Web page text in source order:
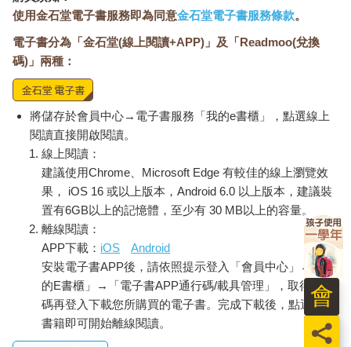
我並不是要建議你每次都用當面對決來解決衝突。大喊大叫和罵
是我用來解決爭端的首選方案。所有衝突都是從討論開始，接著
漸漸變得意見分歧，最後進入衝突。討論可以結束衝突，也可以
讓衝突升溫，它往往在毫無預警或任何宣告的情況下發生。正是
在這個緊要關頭，這個個人或職業生涯的決定性時刻，每個人都
得做出抉擇——是要順著討論的流程走下去；還是「跨出」流
程，讓衝突升溫。有尊重的基礎、有明確的目標、有參與的正當
理由，並且相信衝突有其意義，那麼「跨出一步」就會變成「站
起來」。
健康的辯論對民主至關重要。美國憲法是開國元勳——人類歷史
上最偉大的人物——激烈辯論出的產物。它闡明了美國數世紀以
來奉行的「尊嚴、自由、公平」這個永恆原則。許多最重要的科
學、文化和社會成就都是激烈辯證的結果，眾多觀點和事實在過
程中得到誠實且激情的碰撞。一旦缺乏衝突，這一切都不會發
以信心面對衝突和有意義的討論，會產生積極的動力。它可以改
變思想，讓他人參與進來，並創造前進所需的能量，無論是在個
人生涯還是世界舞台上，這都是持續進步的動力。是的，它確實
也可能變得混亂，但沒了衝突，一切會更糟。
使用金石堂電子書服務即為同意金石堂電子書服務條款。
電子書分為「金石堂(線上閱讀+APP)」及「Readmoo(兌換
碼)」兩種：
將儲存於會員中心→電子書服務「我的e書櫃」，點選線上
閱讀直接開啟閱讀。
線上閱讀：
建議使用Chrome、Microsoft Edge 有較佳的線上瀏覽效
果， iOS 16 或以上版本，Android 6.0 以上版本，建議裝
置有6GB以上的記憶體，至少有 30 MB以上的容量。
離線閱讀：
APP下載： iOS
Android
安裝電子書APP後，請依照提示登入「會員中心」→「我
的E書櫃」→「電子書APP通行碼/載具管理」，取得通行
碼再登入下載您所購買的電子書。完成下載後，點選任一
書籍即可開始離線閱讀。
員
會